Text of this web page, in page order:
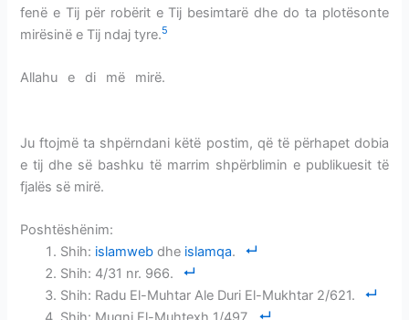
fenë e Tij për robërit e Tij besimtarë dhe do ta plotësonte
mirësinë e Tij ndaj tyre.5
Allahu e di më mirë.
Ju ftojmë ta shpërndani këtë postim, që të përhapet dobia
e tij dhe së bashku të marrim shpërblimin e publikuesit të
fjalës së mirë.
Poshtëshënim:
Shih: islamweb dhe islamqa.
Shih: 4/31 nr. 966.
Shih: Radu El-Muhtar Ale Duri El-Mukhtar 2/621.